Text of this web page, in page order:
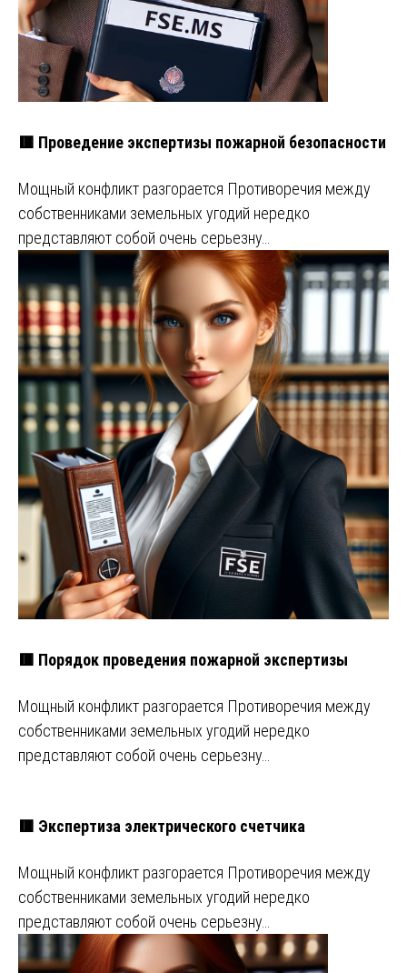
🟥 Проведение экспертизы пожарной безопасности
Мощный конфликт разгорается Противоречия между
собственниками земельных угодий нередко
представляют собой очень серьезну…
🟥 Порядок проведения пожарной экспертизы
Мощный конфликт разгорается Противоречия между
собственниками земельных угодий нередко
представляют собой очень серьезну…
🟥 Экспертиза электрического счетчика
Мощный конфликт разгорается Противоречия между
собственниками земельных угодий нередко
представляют собой очень серьезну…